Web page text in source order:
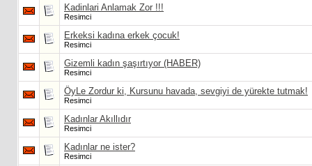
Kadinlari Anlamak Zor !!!
Resimci
Erkeksi kadına erkek çocuk!
Resimci
Gizemli kadın şaşırtıyor (HABER)
Resimci
ÖyLe Zordur ki, Kursunu havada, sevgiyi de yürekte tutmak!
Resimci
Kadınlar Akıllıdır
Resimci
Kadınlar ne ister?
Resimci